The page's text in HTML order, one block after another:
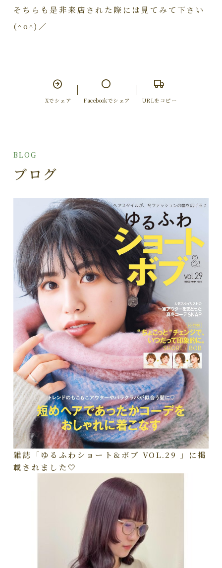
そちらも是非来店された際には見てみて下さい
(^o^)／
Xでシェア Facebookでシェア URLをコピー
BLOG
ブログ
雑誌「ゆるふわショート&ボブ VOL.29 」に掲
載されました🤍